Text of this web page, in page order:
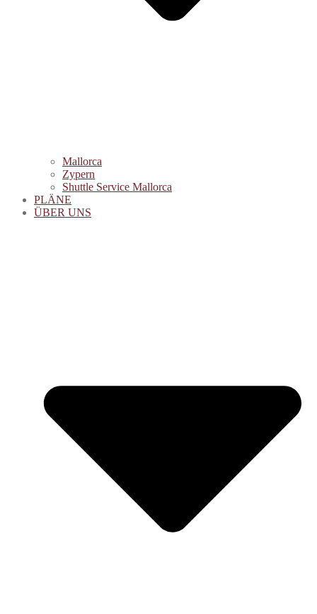
Mallorca
Zypern
Shuttle Service Mallorca
PLÄNE
ÜBER UNS